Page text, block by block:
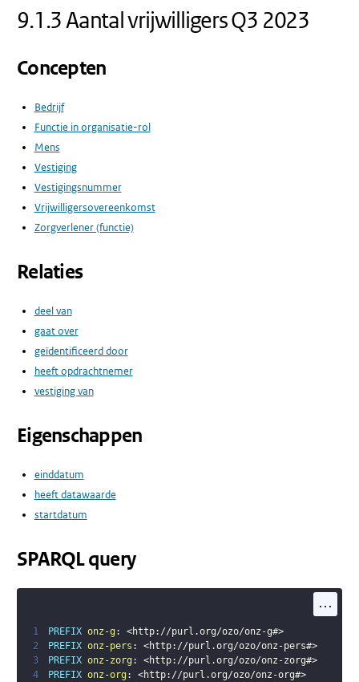
9.1.3 Aantal vrijwilligers Q3 2023
Concepten
Bedrijf
Functie in organisatie-rol
Mens
Vestiging
Vestigingsnummer
Vrijwilligersovereenkomst
Zorgverlener (functie)
Relaties
deel van
gaat over
geïdentificeerd door
heeft opdrachtnemer
vestiging van
Eigenschappen
einddatum
heeft datawaarde
startdatum
SPARQL query
...
1 PREFIX onz-g : <http://purl.org/ozo/onz-g#>
2
PREFIX onz-pers : <http://purl.org/ozo/onz-pers#>
3
PREFIX onz-zorg : <http://purl.org/ozo/onz-zorg#>
4
PREFIX onz-org : <http://purl.org/ozo/onz-org#>